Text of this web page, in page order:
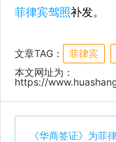
菲律宾驾照补发。
文章TAG： 菲律宾
本文网址为：
https://
《华商签证》为菲